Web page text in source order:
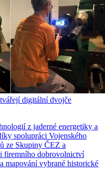
digitální dvojče
z jaderné energetiky a
spolupráci Vojenského
ze Skupiny ČEZ a
firemního dobrovolnictví
mapování vybrané historické